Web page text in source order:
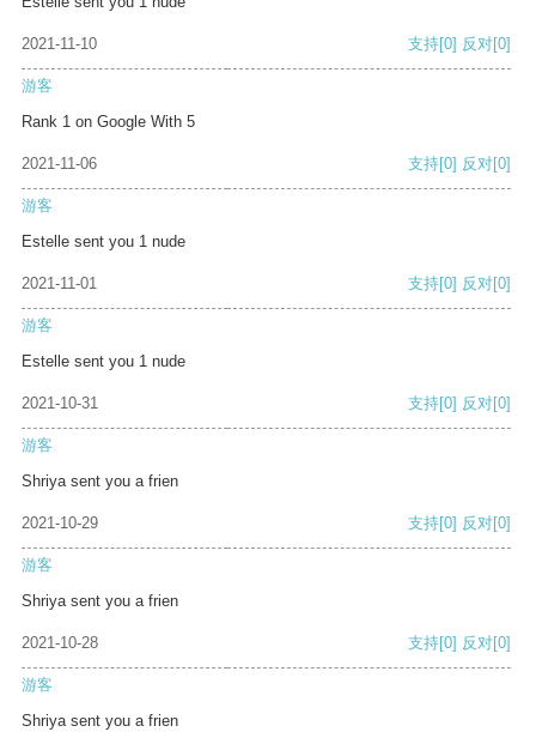
2021-11-10 支持[0] 反对[0]
游客
Rank 1 on Google With 5
2021-11-06 支持[0] 反对[0]
游客
Estelle sent you 1 nude
2021-11-01 支持[0] 反对[0]
游客
Estelle sent you 1 nude
2021-10-31 支持[0] 反对[0]
游客
Shriya sent you a frien
2021-10-29 支持[0] 反对[0]
游客
Shriya sent you a frien
2021-10-28 支持[0] 反对[0]
游客
Shriya sent you a frien